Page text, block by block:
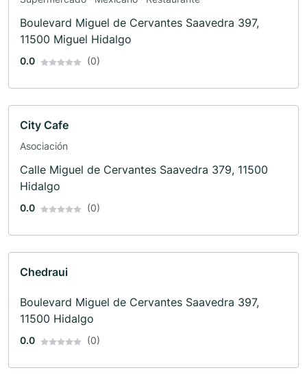
Boulevard Miguel de Cervantes Saavedra 397,
11500 Miguel Hidalgo
0.0 (0)
City Cafe
Asociación
Calle Miguel de Cervantes Saavedra 379, 11500
Hidalgo
0.0 (0)
Chedraui
Boulevard Miguel de Cervantes Saavedra 397,
11500 Hidalgo
0.0 (0)